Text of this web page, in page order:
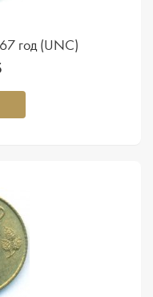
год (UNC)